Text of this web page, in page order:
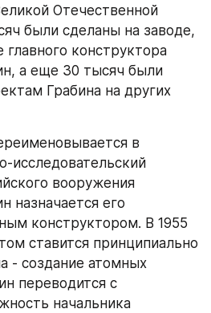
Отечественной
были сделаны на заводе,
конструктора
а еще 30 тысяч были
Грабина на других
в
исследовательский
вооружения
назначается его
конструктором. В 1955
ставится принципиально
- создание атомных
переводится с
начальника